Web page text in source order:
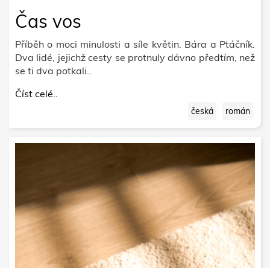
Čas vos
Příběh o moci minulosti a síle květin. Bára a Ptáčník.
Dva lidé, jejichž cesty se protnuly dávno předtím, než
se ti dva potkali..
Číst celé..
česká román